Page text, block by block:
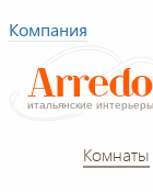
Компания
Комнаты